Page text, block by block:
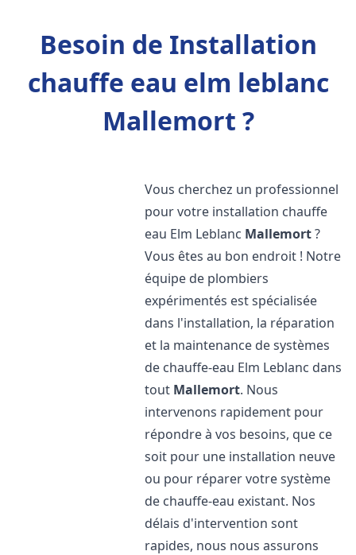
Besoin de Installation
chauffe eau elm leblanc
Mallemort ?
Vous cherchez un professionnel
pour votre installation chauffe
eau Elm Leblanc Mallemort?
Vous êtes au bon endroit ! Notre
équipe de plombiers
expérimentés est spécialisée
dans l'installation, la réparation
et la maintenance de systèmes
de chauffe-eau Elm Leblanc dans
tout Mallemort. Nous
intervenons rapidement pour
répondre à vos besoins, que ce
soit pour une installation neuve
ou pour réparer votre système
de chauffe-eau existant. Nos
délais d'intervention sont
rapides, nous nous assurons